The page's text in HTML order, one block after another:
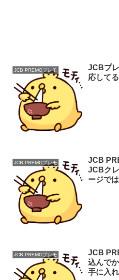
JCB PREMOプレモ
JCBプ
応して
JCB PREMOプレモ
JCB
JCBク
ージで
JCB PREMOプレモ
JCB
込んで
手に入